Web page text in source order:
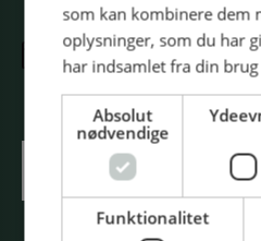
7. OKTOBER 2026
MESSE C –
BOOK DIN BILLET HER
som kan kombinere dem
oplysninger, som du har
har indsamlet fra din
Absolut
nødvendige
Funktionalitet